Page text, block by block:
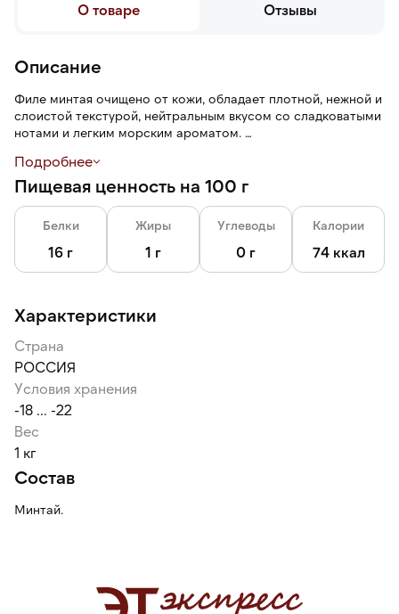
О товаре Отзывы
Описание
Филе минтая очищено от кожи, обладает плотной, нежной и
слоистой текстурой, нейтральным вкусом со сладковатыми
нотами и легким морским ароматом.
Глазурь 5% защищает от воздействий окружающей среды:
заветривания, механических повреждений, помогает
сохранить свежесть и вкус на протяжении всего срока
годности.
Подробнее
Пищевая ценность на 100 г
Белки
16 г
Жиры
1 г
Углеводы
0 г
Калории
74 ккал
Характеристики
Страна
РОССИЯ
Условия хранения
-18 ... -22
Вес
1 кг
Состав
Минтай.